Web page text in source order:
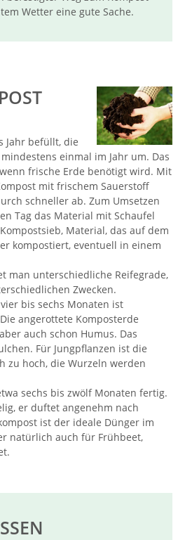
Wetter eine gute Sache.
Jahr befüllt, die
einmal im Jahr um. Das
frische Erde benötigt wird. Mit
mit frischem Sauerstoff
schneller ab. Zum Umsetzen
Tag das Material mit Schaufel
Material, das auf dem
kompostiert, eventuell in einem
man unterschiedliche Reifegrade,
Zwecken.
bis sechs Monaten ist
angerottete Komposterde
auch schon Humus. Das
Für Jungpflanzen ist die
zu hoch, die Wurzeln werden
sechs bis zwölf Monaten fertig.
er duftet angenehm nach
ist der ideale Dünger im
natürlich auch für Frühbeet,